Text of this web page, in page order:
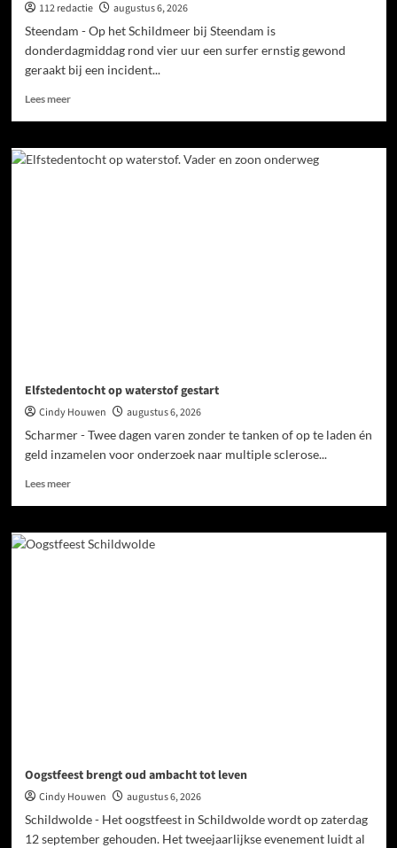
112 redactie
augustus 6, 2026
Steendam - Op het Schildmeer bij Steendam is
donderdagmiddag rond vier uur een surfer ernstig gewond
geraakt bij een incident...
Lees meer
Elfstedentocht op waterstof gestart
Cindy Houwen
augustus 6, 2026
Scharmer - Twee dagen varen zonder te tanken of op te laden én
geld inzamelen voor onderzoek naar multiple sclerose...
Lees meer
Oogstfeest brengt oud ambacht tot leven
Cindy Houwen
augustus 6, 2026
Schildwolde - Het oogstfeest in Schildwolde wordt op zaterdag
12 september gehouden. Het tweejaarlijkse evenement luidt al